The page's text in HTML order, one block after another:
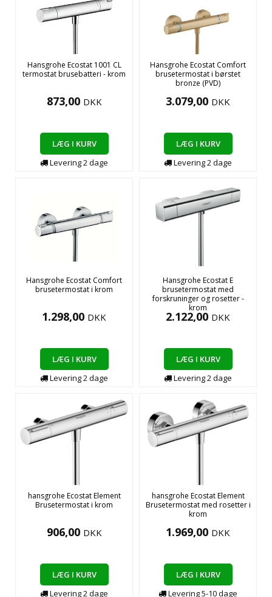
Hansgrohe Ecostat 1001 CL
termostat brusebatteri - krom
873,00 DKK
LÆG I KURV
Levering2dage
Hansgrohe Ecostat Comfort
brusetermostat i børstet
bronze (PVD)
3.079,00 DKK
LÆG I KURV
Levering2dage
Hansgrohe Ecostat Comfort
brusetermostat i krom
1.298,00 DKK
LÆG I KURV
Levering2dage
Hansgrohe Ecostat E
brusetermostat med
forskruninger og rosetter -
krom
2.122,00 DKK
LÆG I KURV
Levering2dage
hansgrohe Ecostat Element
Brusetermostat i krom
906,00 DKK
LÆG I KURV
Levering2dage
hansgrohe Ecostat Element
Brusetermostat med rosetter i
krom
1.969,00 DKK
LÆG I KURV
Levering5-10dage